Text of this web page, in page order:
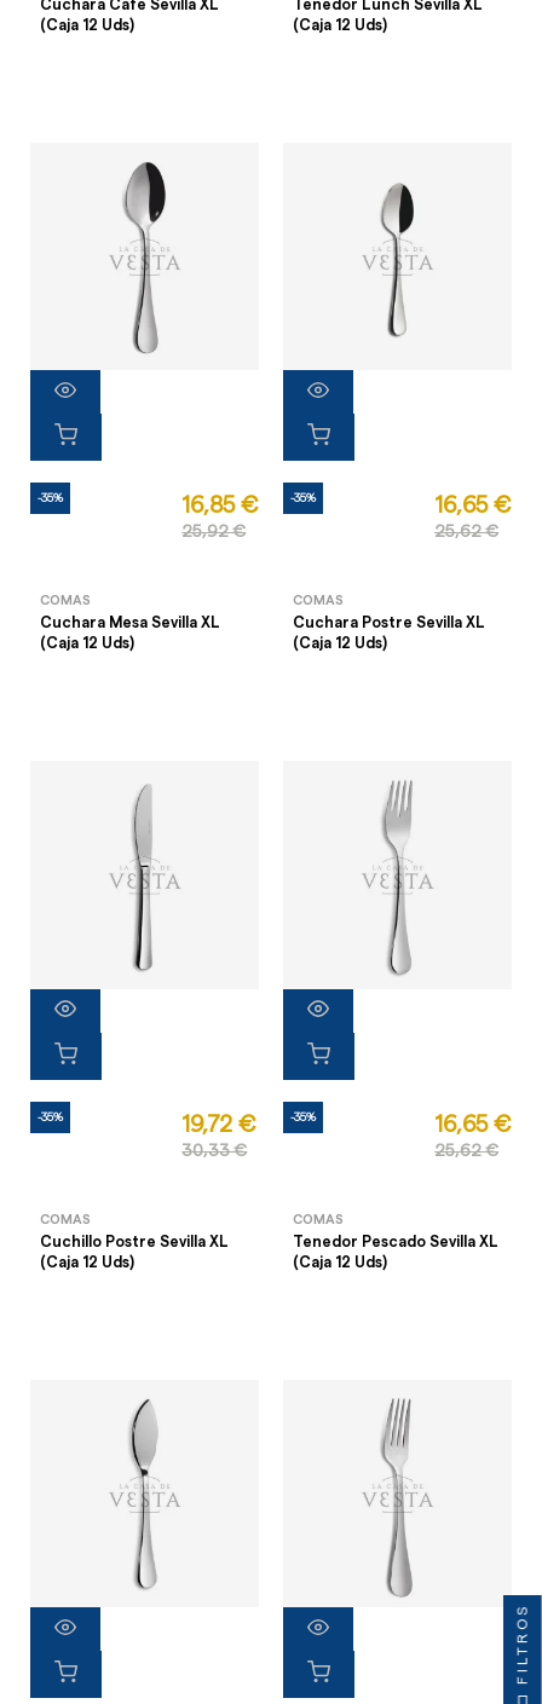
Cuchara Café Sevilla XL
(Caja 12 Uds)
Tenedor Lunch Sevilla XL
(Caja 12 Uds)
-35% 16,85 €
25,92 €
COMAS
Cuchara Mesa Sevilla XL
(Caja 12 Uds)
-35% 16,65 €
25,62 €
COMAS
Cuchara Postre Sevilla XL
(Caja 12 Uds)
-35% 19,72 €
30,33 €
COMAS
Cuchillo Postre Sevilla XL
(Caja 12 Uds)
-35% 16,65 €
25,62 €
COMAS
Tenedor Pescado Sevilla XL
(Caja 12 Uds)
FILTROS